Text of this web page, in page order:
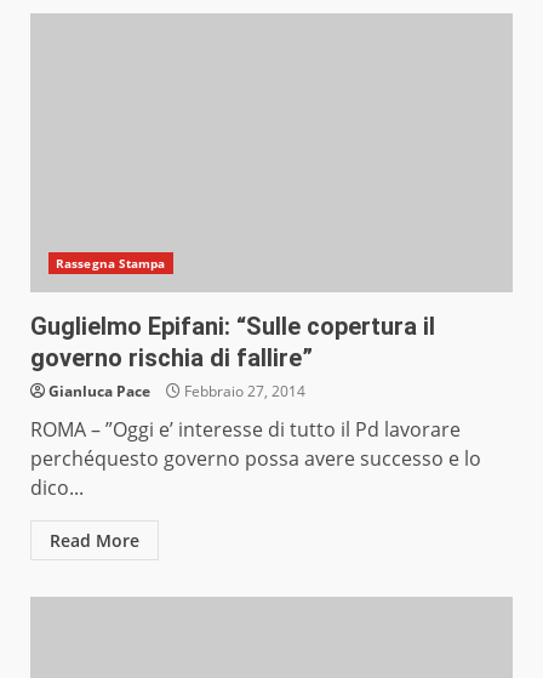
Rassegna Stampa
Guglielmo Epifani: “Sulle copertura il
governo rischia di fallire”
Gianluca Pace Febbraio 27, 2014
ROMA – ”Oggi e’ interesse di tutto il Pd lavorare
perchéquesto governo possa avere successo e lo
dico...
Read More